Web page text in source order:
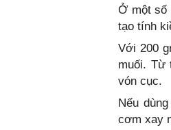
Ở một số
tạo tính
Với 200
muối. Từ
vón cục.
Nếu
cơm xay